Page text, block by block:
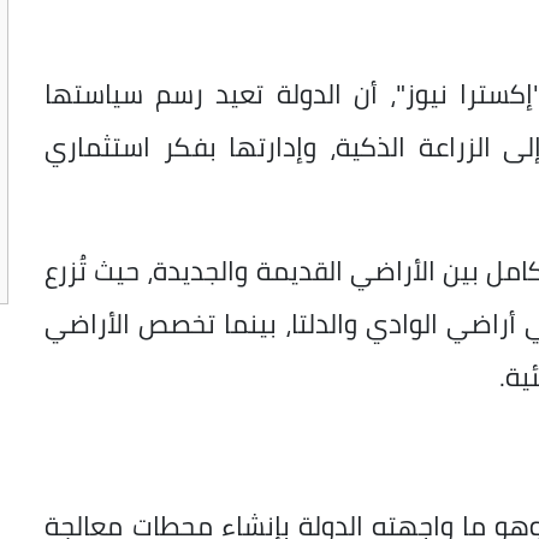
نيوز"، أن الدولة تعيد رسم سياستها
الزراعة الذكية، وإدارتها بفكر استثماري
بين الأراضي القديمة والجديدة، حيث تُزرع
أراضي الوادي والدلتا، بينما تخصص الأراضي
ما واجهته الدولة بإنشاء محطات معالجة